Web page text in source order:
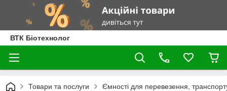
ВТК Біотехнолог
Товари та послуги Ємності для перевезення,